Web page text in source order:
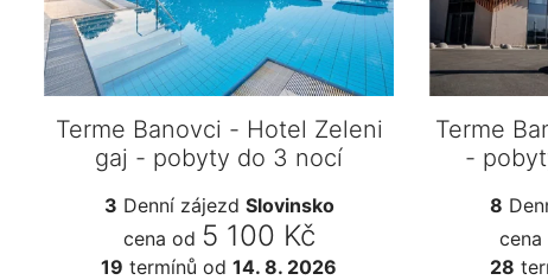
Terme Banovci - Hotel Zeleni
gaj - pobyty do 3 nocí
3 Denní zájezd Slovinsko
cena od 5 100 Kč
19 termínů od 14. 8. 2026
Terme
-
8
cena
28